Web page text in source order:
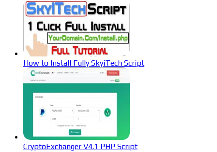
How to Install Fully SkyiTech Script
CryptoExchanger V4.1 PHP Script